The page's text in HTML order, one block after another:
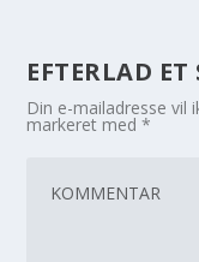
EFTERLAD ET
Din e-mailadresse vil
markeret med*